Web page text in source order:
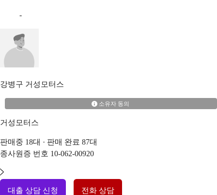
-
강병구 거성모터스
소유자 동의
거성모터스
판매중 18대 · 판매 완료 87대
종사원증 번호 10-062-00920
대출 상담 신청 전화 상담